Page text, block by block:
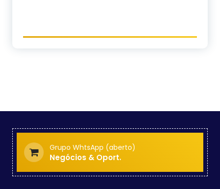
Grupo WhtsApp (aberto)
Negócios & Oport.